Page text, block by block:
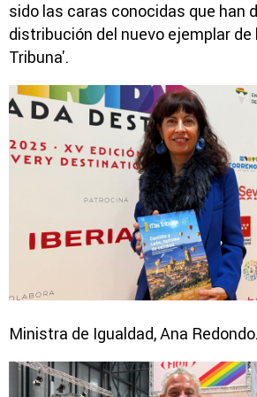
sido las caras conocidas que han
distribución del nuevo ejemplar
Tribuna'.
Ministra de Igualdad, Ana Redondo.